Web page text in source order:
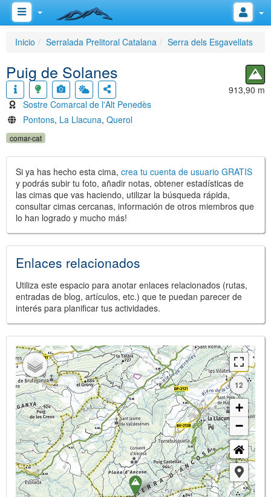
Inicio Serralada Prelitoral Catalana Serra dels Esgavellats
Puig de Solanes
Sostre Comarcal de l'Alt Penedès
Pontons, La Llacuna, Querol
913,90 m
comar-cat
Si ya has hecho esta cima, crea tu cuenta de usuario GRATIS
y podrás subir tu foto, añadir notas, obtener estadísticas de
las cimas que vas haciendo, utilizar la búsqueda rápida,
consultar cimas cercanas, información de otros miembros que
lo han logrado y mucho más!
Enlaces relacionados
Utiliza este espacio para anotar enlaces relacionados (rutas,
entradas de blog, artículos, etc.) que te puedan parecer de
interés para planificar tus actividades.
12
+
−